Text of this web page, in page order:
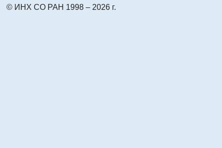
© ИНХ СО РАН 1998 – 2026 г.